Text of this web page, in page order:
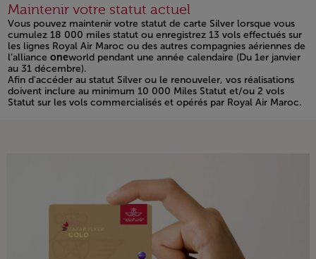
Maintenir votre statut actuel
Vous pouvez maintenir votre statut de carte Silver lorsque vous
cumulez 18 000 miles statut ou enregistrez 13 vols effectués sur
les lignes Royal Air Maroc ou des autres compagnies aériennes de
l’alliance oneworld pendant une année calendaire (Du 1er janvier
au 31 décembre).
Afin d'accéder au statut Silver ou le renouveler, vos réalisations
doivent inclure au minimum 10 000 Miles Statut et/ou 2 vols
Statut sur les vols commercialisés et opérés par Royal Air Maroc.